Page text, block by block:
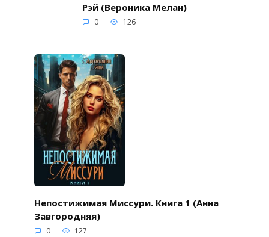
Рэй (Вероника Мелан)
0 126
Непостижимая Миссури. Книга 1 (Анна
Завгородняя)
0 127